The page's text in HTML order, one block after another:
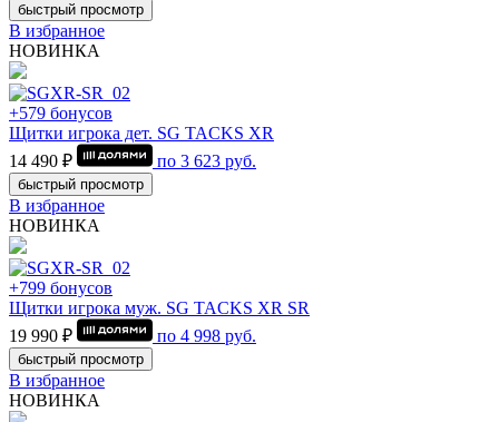
быстрый просмотр
В избранное
НОВИНКА
+579 бонусов
Щитки игрока дет. SG TACKS XR
14 490 ₽
по 3 623 руб.
быстрый просмотр
В избранное
НОВИНКА
+799 бонусов
Щитки игрока муж. SG TACKS XR SR
19 990 ₽
по 4 998 руб.
быстрый просмотр
В избранное
НОВИНКА